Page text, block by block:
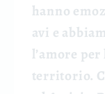
hanno
avi e
l’amore
territorio.